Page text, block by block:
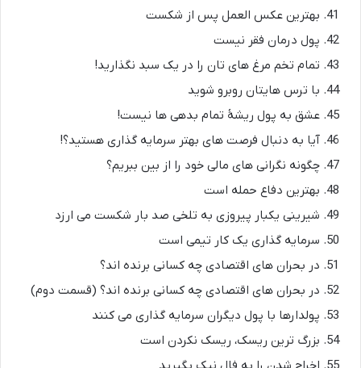
بهترین عکس العمل پس از شکست
پول درمان فقر نیست
تمام تخم مرغ های تان را در یک سبد نگذارید!
با ترس هایتان روبرو شوید
عشق به پول ریشۀ تمام بدهی ها نیست!
آیا به دنبال فرصت های بهتر سرمایه گذاری هستید؟!
چگونه نگرانی های مالی خود را از بین ببریم؟
بهترین دفاع حمله است
شیرینی یکبار پیروزی به تلخی صد بار شکست می ارزد
سرمایه گذاری یک کار تیمی است
در بحران های اقتصادی چه کسانی برنده اند؟
در بحران های اقتصادی چه کسانی برنده اند؟ (قسمت دوم)
پولدارها با پول دیگران سرمایه گذاری می کنند
بزرگ ترین ریسک، ریسک نکردن است